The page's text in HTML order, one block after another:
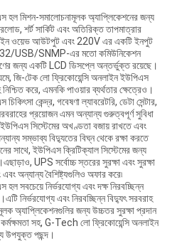
হল মিশন-সমালোচনামূলক অ্যাপ্লিকেশনের জন্য
শর্ট সার্কিট এবং অতিরিক্ত তাপমাত্রার
ওয়েভ আউটপুট এবং 220V এর একটি ইনপুট
USB/SNMP-এর মতো কমিউনিকেশন
জন্য একটি LCD ডিসপ্লে অন্তর্ভুক্ত রয়েছে।
জি-টেক লো ফ্রিকোয়েন্সি অনলাইন ইউপিএস
করে, এমনকি পাওয়ার ব্যর্থতার ক্ষেত্রেও।
কেন্দ্র, গবেষণা ল্যাবরেটরি, ডেটা সেন্টার,
প্রয়োজন এমন অন্যান্য গুরুত্বপূর্ণ সুবিধা
সিস্টেমের অখণ্ডতা বজায় রাখতে এবং
সম্ভাব্য বিদ্যুতের বিঘ্ন থেকে রক্ষা করতে
সাথে, ইউপিএস ক্রিটিক্যাল সিস্টেমের জন্য
UPS সর্বোচ্চ স্তরের সুরক্ষা এবং সুরক্ষা
এবং অন্যান্য বৈশিষ্ট্যগুলিও অফার করে৷
সবচেয়ে নির্ভরযোগ্য এবং দক্ষ নিরবচ্ছিন্ন
নির্ভরযোগ্য এবং নিরবচ্ছিন্ন বিদ্যুৎ সরবরাহ
অ্যাপ্লিকেশনগুলির জন্য উচ্চতর সুরক্ষা প্রদান
সহ, G-Tech লো ফ্রিকোয়েন্সি অনলাইন
উপযুক্ত পছন্দ।